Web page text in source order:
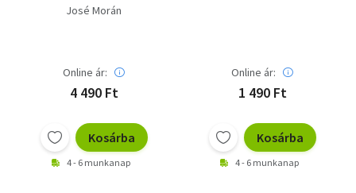
José Morán
Online ár:
4 490 Ft
Kosárba
4 - 6 munkanap
Online ár:
1 490 Ft
Kosárba
4 - 6 munkanap